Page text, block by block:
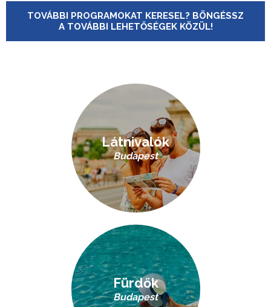
TOVÁBBI PROGRAMOKAT KERESEL? BÖNGÉSSZ
A TOVÁBBI LEHETŐSÉGEK KÖZÜL!
Látnivalók
Budapest
Fürdők
Budapest